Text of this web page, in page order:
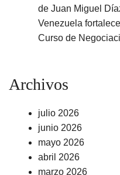
de Juan Miguel
Venezuela
Curso de
Archivos
julio 2026
junio 2026
mayo 2026
abril 2026
marzo 2026